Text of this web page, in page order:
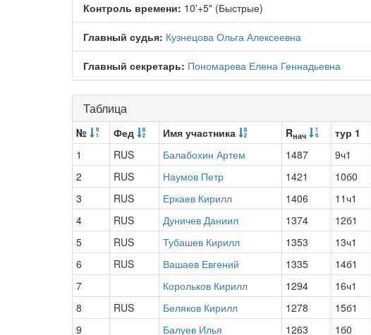
Контроль времени: 10'+5" (Быстрые)
Главный судья: Кузнецова Ольга Алексеевна
Главный секретарь: Пономарева Елена Геннадьевна
Таблица
№ Фед Имя участника Rнач тур 1
1
RUS Балабохин Артем 1487 9ч1
2
RUS Наумов Петр 1421 10б0
3
RUS Еркаев Кирилл 1406 11ч1
4
RUS Дуничев Даниил 1374 12б1
5
RUS Тубашев Кирилл 1353 13ч1
6
RUS Вашаев Евгений 1335 14б1
7
Корольков Кирилл 1294 16ч1
8
RUS Беляков Кирилл 1278 15б1
9
Балуев Илья 1263 1б0